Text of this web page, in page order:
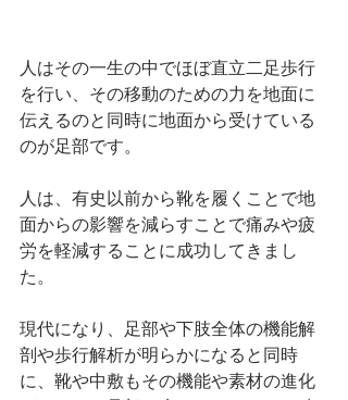
人はその一生の中でほぼ直立二足歩行
を行い、その移動のための力を地面に
伝えるのと同時に地面から受けている
のが足部です。
人は、有史以前から靴を履くことで地
面からの影響を減らすことで痛みや疲
労を軽減することに成功してきまし
た。
現代になり、足部や下肢全体の機能解
剖や歩行解析が明らかになると同時
に、靴や中敷もその機能や素材の進化